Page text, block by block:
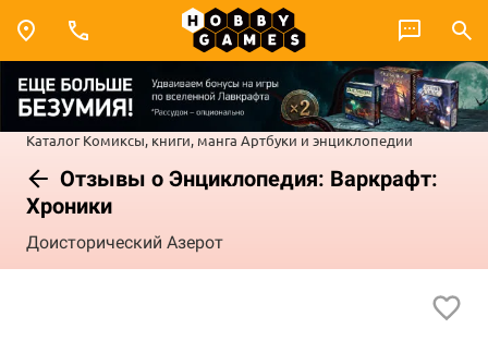
Каталог Комиксы, книги, манга Артбуки и энциклопедии
Отзывы о Энциклопедия: Варкрафт:
Хроники
Доисторический Азерот